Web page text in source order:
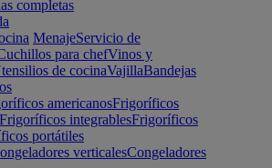
completas
MenajeServicio de
para chefVinos y
de cocinaVajillaBandejas
americanosFrigoríficos
Frigoríficos integrablesFrigoríficos
portátiles
verticalesCongeladores